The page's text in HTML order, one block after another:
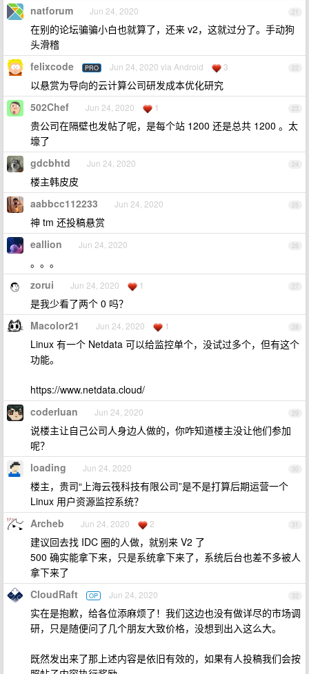
21
natforum Jun 24, 2020
在别的论坛骗骗小白也就算了，还来 v2，这就过分了。手动狗
头滑稽
22
felixcode PRO Jun 24, 2020 via Android 3
以悬赏为导向的云计算公司研发成本优化研究
23
502Chef Jun 24, 2020 1
贵公司在隔壁也发帖了呢，是每个站 1200 还是总共 1200 。太
壕了
24
gdcbhtd Jun 24, 2020
楼主韩皮皮
25
aabbcc112233 Jun 24, 2020
神 tm 还投稿悬赏
26
eallion Jun 24, 2020
。。。
27
zorui Jun 24, 2020 1
是我少看了两个 0 吗？
28
Macolor21 Jun 24, 2020 1
Linux 有一个 Netdata 可以给监控单个，没试过多个，但有这个
功能。
https://www.netdata.cloud/
29
coderluan Jun 24, 2020
说楼主让自己公司人身边人做的，你咋知道楼主没让他们参加
呢？
30
loading Jun 24, 2020
楼主，贵司“上海云筏科技有限公司”是不是打算后期运营一个
Linux 用户资源监控系统？
31
Archeb Jun 24, 2020 2
建议回去找 IDC 圈的人做，就别来 V2 了
500 确实能拿下来，只是系统拿下来了，系统后台也差不多被人
拿下来了
32
CloudRaft OP Jun 24, 2020
实在是抱歉，给各位添麻烦了！我们这边也没有做详尽的市场调
研，只是随便问了几个朋友大致价格，没想到出入这么大。
既然发出来了那上述内容是依旧有效的，如果有人投稿我们会按